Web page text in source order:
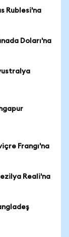
Rublesi'na
Doları'na
Frangı'na
Reali'na